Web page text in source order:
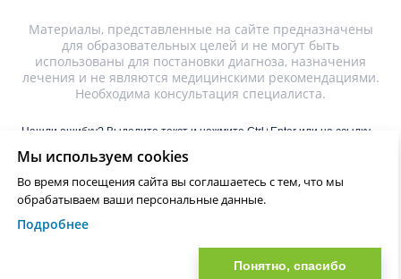
Материалы, представленные на сайте предназначены
для образовательных целей и не могут быть
использованы для постановки диагноза, назначения
лечения и не являются медицинскими рекомендациями.
Необходима консультация специалиста.
Нашли ошибку? Выделите текст и нажмите Ctrl+Enter или на ссылку
Мы используем cookies
Во время посещения сайта вы соглашаетесь с тем, что мы
обрабатываем ваши персональные данные.
Подробнее
Понятно, спасибо